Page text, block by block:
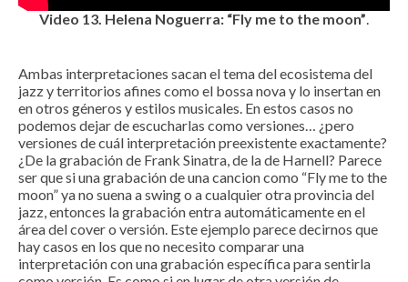
Video 13. Helena Noguerra: “Fly me to the moon”.
Ambas interpretaciones sacan el tema del ecosistema del
jazz y territorios afines como el bossa nova y lo insertan en
en otros géneros y estilos musicales. En estos casos no
podemos dejar de escucharlas como versiones… ¿pero
versiones de cuál interpretación preexistente exactamente?
¿De la grabación de Frank Sinatra, de la de Harnell? Parece
ser que si una grabación de una cancion como “Fly me to the
moon” ya no suena a swing o a cualquier otra provincia del
jazz, entonces la grabación entra automáticamente en el
área del cover o versión. Este ejemplo parece decirnos que
hay casos en los que no necesito comparar una
interpretación con una grabación específica para sentirla